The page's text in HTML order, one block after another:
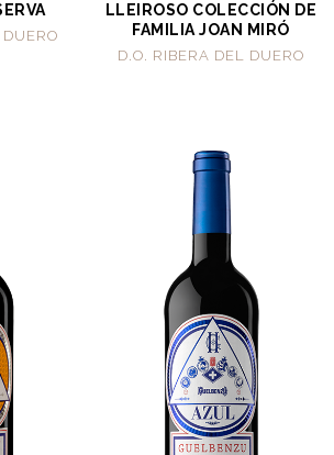
LLEIROSO COLECCIÓN DE
FAMILIA JOAN MIRÓ
D.O. RIBERA DEL DUERO